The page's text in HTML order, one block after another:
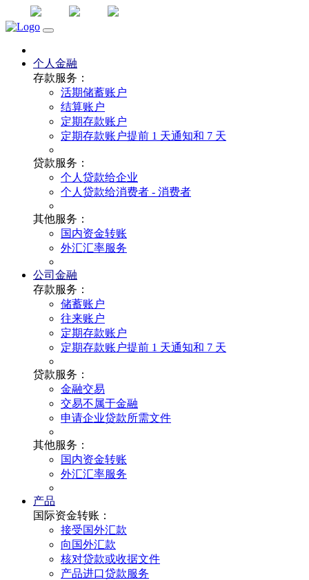
个人金融
存款服务：
活期储蓄账户
结算账户
定期存款账户
定期存款账户提前 1 天通知和 7 天
贷款服务：
个人贷款给企业
个人贷款给消费者 - 消费者
其他服务：
国内资金转账
外汇汇率服务
公司金融
存款服务：
储蓄账户
往来账户
定期存款账户
定期存款账户提前 1 天通知和 7 天
贷款服务：
金融交易
交易不属于金融
申请企业贷款所需文件
其他服务：
国内资金转账
外汇汇率服务
产品
国际资金转账：
接受国外汇款
向国外汇款
核对贷款或收据文件
产品进口贷款服务